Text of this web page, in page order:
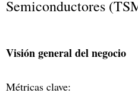
Semiconductores
Visión general del negocio
Métricas clave: